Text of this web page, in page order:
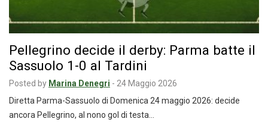
Pellegrino decide il derby: Parma batte il
Sassuolo 1-0 al Tardini
Posted by Marina Denegri - 24 Maggio 2026
Diretta Parma-Sassuolo di Domenica 24 maggio 2026: decide
ancora Pellegrino, al nono gol di testa…